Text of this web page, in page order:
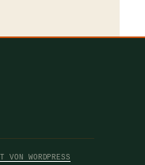
WORDPRESS